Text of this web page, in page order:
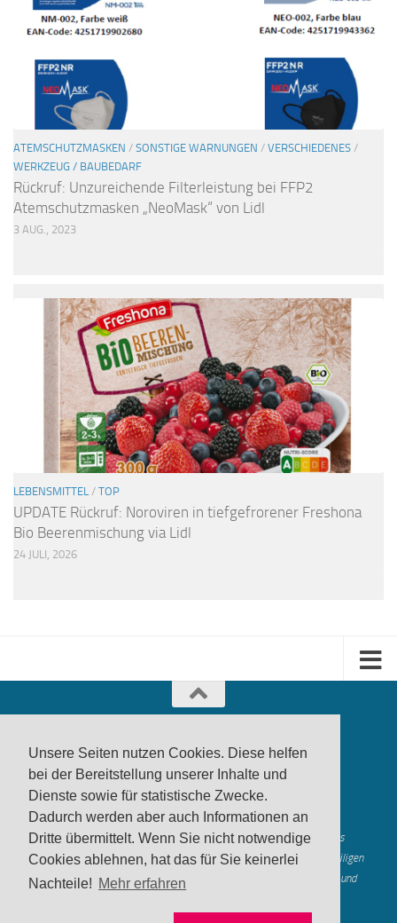
Unsere Seiten nutzen Cookies. Diese helfen
bei der Bereitstellung unserer Inhalte und
Dienste sowie für statistische Zwecke.
Dadurch werden aber auch Informationen an
Dritte übermittelt. Wenn Sie nicht notwendige
Cookies ablehnen, hat das für Sie keinerlei
Nachteile! Mehr erfahren
ATEMSCHUTZMASKEN / SONSTIGE WARNUNGEN / VERSCHIEDENES /
WERKZEUG / BAUBEDARF
Rückruf: Unzureichende Filterleistung bei FFP2
Atemschutzmasken „NeoMask“ von Lidl
3 AUG., 2023
LEBENSMITTEL / TOP
UPDATE Rückruf: Noroviren in tiefgefrorener Freshona
Bio Beerenmischung via Lidl
24 JULI, 2026
produktwarnung.eu - 2007-2026
Made in Gerstetten |Medienzentrum Gerstetten
Alle genannten Marken, Warenzeichen und Logos innerhalb dieses
Medienangebotes sind durch die Marken- und Urheberechte der jeweiligen
Rechteinhaber geschützt, und dienen lediglich der Berichterstattung und